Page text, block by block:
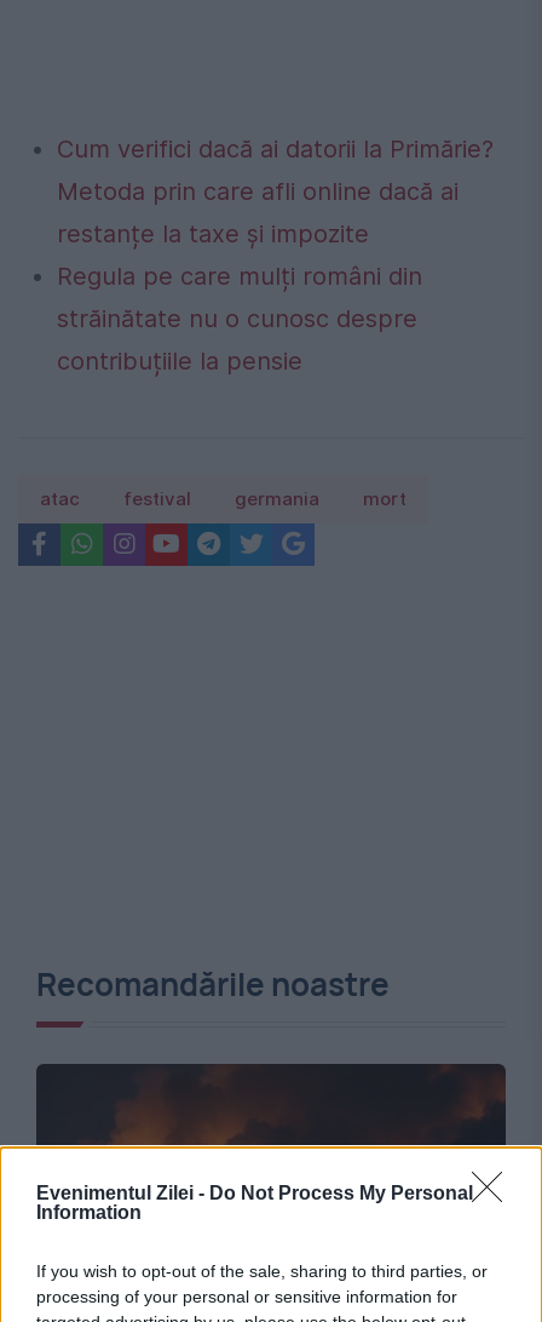
Evenimentul Zilei - Do Not Process My Personal
Information
If you wish to opt-out of the sale, sharing to third parties, or
processing of your personal or sensitive information for
Cum verifici dacă ai datorii la Primărie?
Metoda prin care afli online dacă ai
restanțe la taxe și impozite
Regula pe care mulți români din
străinătate nu o cunosc despre
contribuțiile la pensie
atac festival germania mort
Recomandările noastre
INTERNATIONAL